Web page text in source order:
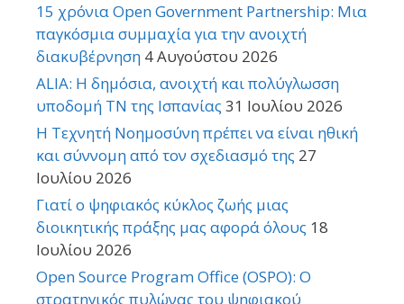
15 χρόνια Open Government Partnership: Μια
παγκόσμια συμμαχία για την ανοιχτή
διακυβέρνηση 4 Αυγούστου 2026
ALIA: Η δημόσια, ανοιχτή και πολύγλωσση
υποδομή ΤΝ της Ισπανίας 31 Ιουλίου 2026
Η Τεχνητή Νοημοσύνη πρέπει να είναι ηθική
και σύννομη από τον σχεδιασμό της 27
Ιουλίου 2026
Γιατί ο ψηφιακός κύκλος ζωής μιας
διοικητικής πράξης μας αφορά όλους 18
Ιουλίου 2026
Open Source Program Office (OSPO): Ο
στρατηγικός πυλώνας του ψηφιακού